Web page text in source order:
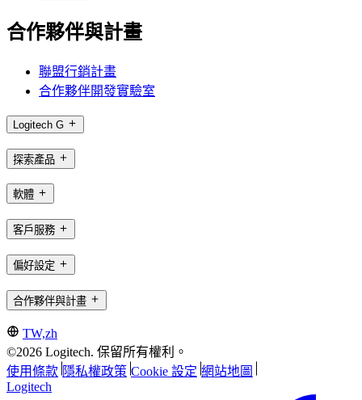
合作夥伴與計畫
聯盟行銷計畫
合作夥伴開發實驗室
Logitech G
探索產品
軟體
客戶服務
偏好設定
合作夥伴與計畫
TW,zh
©2026 Logitech. 保留所有權利。
使用條款 隱私權政策 Cookie 設定 網站地圖
Logitech